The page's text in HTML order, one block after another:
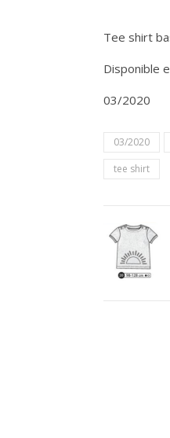
Tee shirt
Disponible
03/2020
03/2020
tee shirt